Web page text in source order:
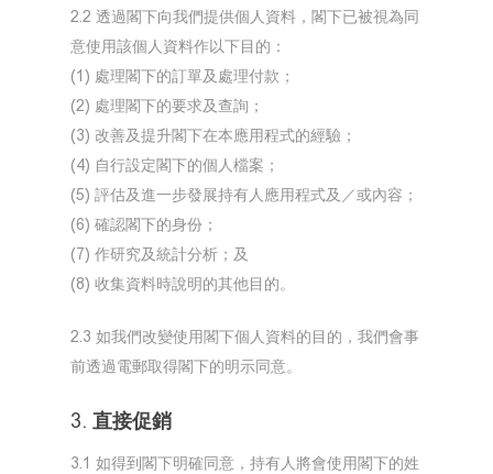
2.2 透過閣下向我們提供個人資料，閣下已被視為同
意使用該個人資料作以下目的：
(1) 處理閣下的訂單及處理付款；
(2) 處理閣下的要求及查詢；
(3) 改善及提升閣下在本應用程式的經驗；
(4) 自行設定閣下的個人檔案；
(5) 評估及進一步發展持有人應用程式及／或內容；
(6) 確認閣下的身份；
(7) 作研究及統計分析；及
(8) 收集資料時說明的其他目的。
2.3 如我們改變使用閣下個人資料的目的，我們會事
前透過電郵取得閣下的明示同意。
3. 直接促銷
3.1 如得到閣下明確同意，持有人將會使用閣下的姓
首頁
餐牌
搜尋分店
聯絡我們
繁體